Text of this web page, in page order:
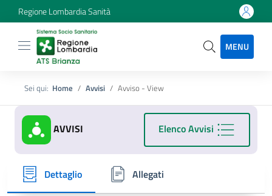
Regione Lombardia Sanità
MENU
Sei qui: Home Avvisi Avviso - View
AVVISI Elenco Avvisi
Dettaglio Allegati